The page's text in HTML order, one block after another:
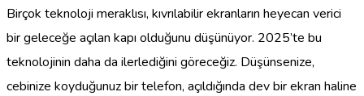
Birçok teknoloji meraklısı, kıvrılabilir ekranların heyecan verici
bir geleceğe açılan kapı olduğunu düşünüyor. 2025’te bu
teknolojinin daha da ilerlediğini göreceğiz. Düşünsenize,
cebinize koyduğunuz bir telefon, açıldığında dev bir ekran haline